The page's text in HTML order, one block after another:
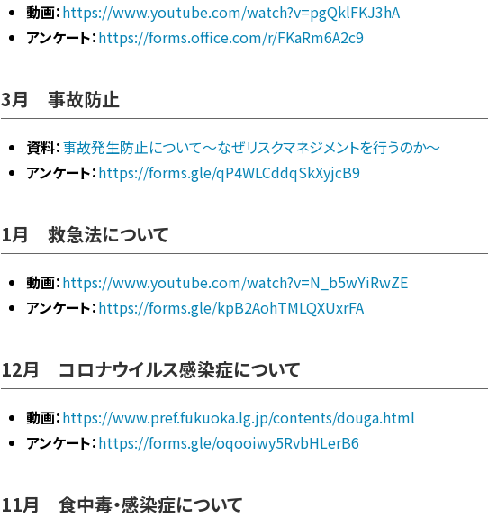
動画：https://www.youtube.com/watch?v=pgQklFKJ3hA
アンケート：https://forms.office.com/r/FKaRm6A2c9
3月 事故防止
資料：事故発生防止について～なぜリスクマネジメントを行うのか～
アンケート：https://forms.gle/qP4WLCddqSkXyjcB9
1月 救急法について
動画：https://www.youtube.com/watch?v=N_b5wYiRwZE
アンケート：https://forms.gle/kpB2AohTMLQXUxrFA
12月 コロナウイルス感染症について
動画：https://www.pref.fukuoka.lg.jp/contents/douga.html
アンケート：https://forms.gle/oqooiwy5RvbHLerB6
11月 食中毒・感染症について